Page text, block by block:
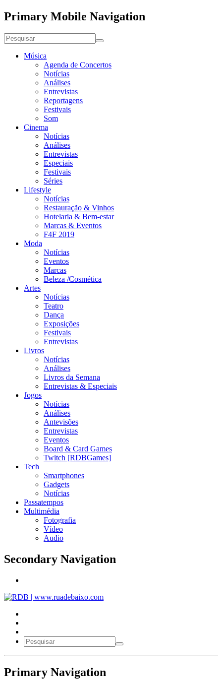
Primary Mobile Navigation
Música
Agenda de Concertos
Notícias
Análises
Entrevistas
Reportagens
Festivais
Som
Cinema
Notícias
Análises
Entrevistas
Especiais
Festivais
Séries
Lifestyle
Notícias
Restauração & Vinhos
Hotelaria & Bem-estar
Marcas & Eventos
F4F 2019
Moda
Notícias
Eventos
Marcas
Beleza /Cosmética
Artes
Notícias
Teatro
Dança
Exposições
Festivais
Entrevistas
Livros
Notícias
Análises
Livros da Semana
Entrevistas & Especiais
Jogos
Notícias
Análises
Antevisões
Entrevistas
Eventos
Board & Card Games
Twitch [RDBGames]
Tech
Smartphones
Gadgets
Notícias
Passatempos
Multimédia
Fotografia
Vídeo
Audio
Secondary Navigation
Primary Navigation